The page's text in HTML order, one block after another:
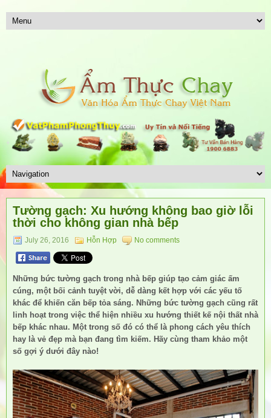
Tường gạch: Xu hướng không bao giờ lỗi
thời cho không gian nhà bếp
July 26, 2016 Hỗn Hợp No comments
Những bức tường gạch trong nhà bếp giúp tạo cảm giác ấm
cúng, một bối cảnh tuyệt vời, dễ dàng kết hợp với các yếu tố
khác để khiến căn bếp tỏa sáng. Những bức tường gạch cũng rất
linh hoạt trong việc thể hiện nhiều xu hướng thiết kế nội thất nhà
bếp khác nhau. Một trong số đó có thể là phong cách yêu thích
hay là vẻ đẹp mà bạn đang tìm kiếm. Hãy cùng tham khảo một
số gợi ý dưới đây nào!